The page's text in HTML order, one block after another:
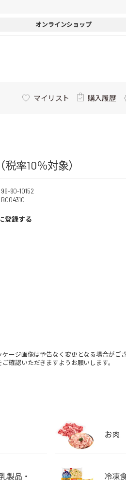
オンラインショップ
マイリスト 購入履歴
率10％対象）
99-90-10152
B004310
登録する
ージ画像は予告なく変更となる場合がご
確認いただきますようお願いします。